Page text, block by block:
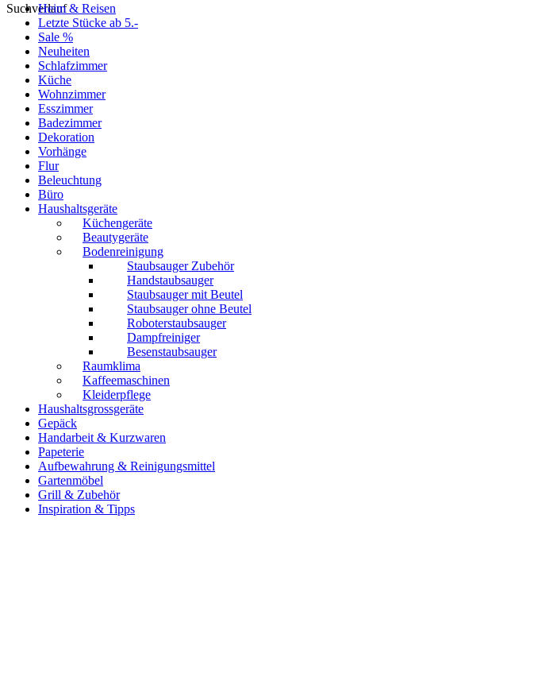
SuchverlaufHeim & Reisen
Letzte Stücke ab 5.-
Sale %
Neuheiten
Schlafzimmer
Küche
Wohnzimmer
Esszimmer
Badezimmer
Dekoration
Vorhänge
Flur
Beleuchtung
Büro
Haushaltsgeräte
Küchengeräte
Beautygeräte
Bodenreinigung
Staubsauger Zubehör
Handstaubsauger
Staubsauger mit Beutel
Staubsauger ohne Beutel
Roboterstaubsauger
Dampfreiniger
Besenstaubsauger
Raumklima
Kaffeemaschinen
Kleiderpflege
Haushaltsgrossgeräte
Gepäck
Handarbeit & Kurzwaren
Papeterie
Aufbewahrung & Reinigungsmittel
Gartenmöbel
Grill & Zubehör
Inspiration & Tipps